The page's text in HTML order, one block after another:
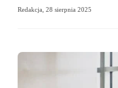
Redakcja 28 sierpnia 2025